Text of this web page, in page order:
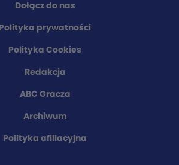
Dołącz do nas
Polityka prywatności
Polityka Cookies
Redakcja
ABC Gracza
Archiwum
Polityka afiliacyjna